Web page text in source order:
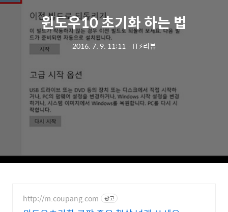
윈도우10 초기화 하는 법
2016. 7. 9. 11:11ㆍ IT⚡리뷰
http://m.coupang.com 광고